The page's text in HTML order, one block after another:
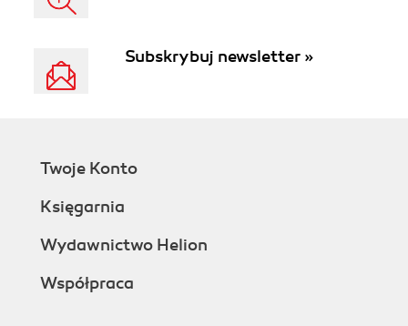
Subskrybuj newsletter »
Twoje Konto
Księgarnia
Wydawnictwo Helion
Współpraca